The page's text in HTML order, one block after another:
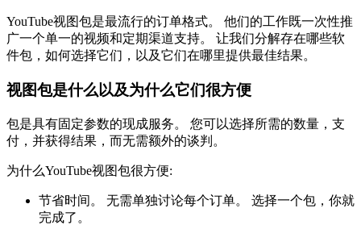
YouTube视图包是最流行的订单格式。 他们的工作既一次性推
广一个单一的视频和定期渠道支持。 让我们分解存在哪些软
件包，如何选择它们，以及它们在哪里提供最佳结果。
视图包是什么以及为什么它们很方便
包是具有固定参数的现成服务。 您可以选择所需的数量，支
付，并获得结果，而无需额外的谈判。
为什么YouTube视图包很方便:
节省时间。 无需单独讨论每个订单。 选择一个包，你就
完成了。